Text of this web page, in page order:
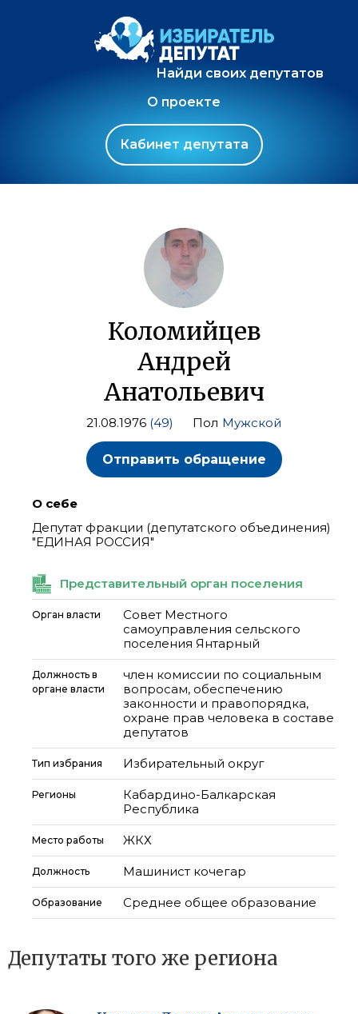
Найди своих депутатов
О проекте
Кабинет депутата
Коломийцев
Андрей
Анатольевич
21.08.1976 (49) Пол Мужской
Отправить обращение
О себе
Депутат фракции (депутатского объединения)
"ЕДИНАЯ РОССИЯ"
Представительный орган поселения
Орган власти
Совет Местного
самоуправления сельского
поселения Янтарный
Должность в
органе власти
член комиссии по социальным
вопросам, обеспечению
законности и правопорядка,
охране прав человека в составе
депутатов
Тип избрания Избирательный округ
Регионы
Кабардино-Балкарская
Республика
Место работы ЖКХ
Должность Машинист кочегар
Образование Среднее общее образование
Депутаты того же региона